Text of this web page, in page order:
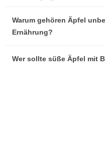
Warum gehören Äpfel
Ernährung?
Wer sollte süße Äpfel mit